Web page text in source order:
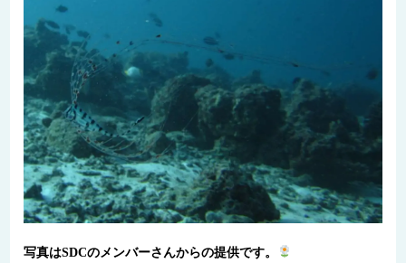
写真はSDCのメンバーさんからの提供です。